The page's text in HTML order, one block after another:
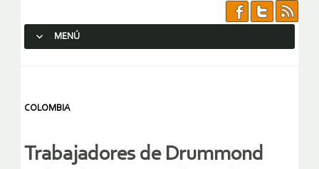
MENÚ
COLOMBIA
Trabajadores de Drummond